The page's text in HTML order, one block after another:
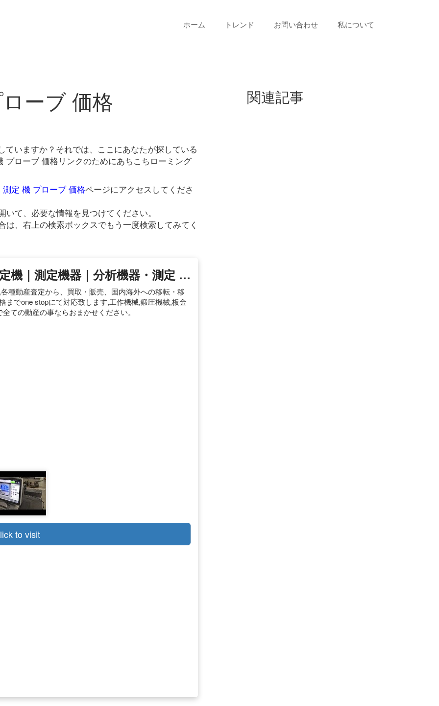
ホーム トレンド お問い合わせ 私について
ーブ 価格
いますか？それでは、ここにあなたが探している
ローブ 価格リンクのためにあちこちローミング
測定 機 プローブ 価格ページにアクセスしてくださ
て、必要な情報を見つけてください。
は、右上の検索ボックスでもう一度検索してみてく
機｜測定機器｜分析機器・測定 …
種動産査定から、買取・販売、国内海外への移転・移
までone stopにて対応致します,工作機械,鍛圧機械,板金
ての動産の事ならおまかせください。
to visit
関連記事